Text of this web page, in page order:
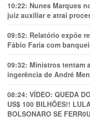
10:22: Nunes Marques
juiz auxiliar e atrai
09:52: Relatório expõe
Fábio Faria com
09:32: Ministros tentam
ingerência de André
08:24: VÍDEO: QUEDA
US$ 100 BILHÕES!!
BOLSONARO SE